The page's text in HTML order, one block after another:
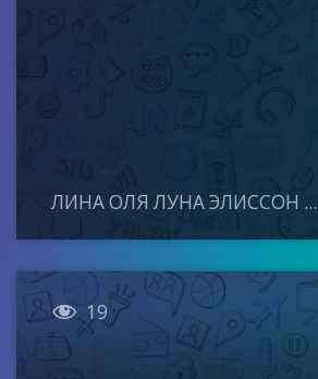
ЛИНА ОЛЯ ЛУНА ЭЛИССОН ...
 19